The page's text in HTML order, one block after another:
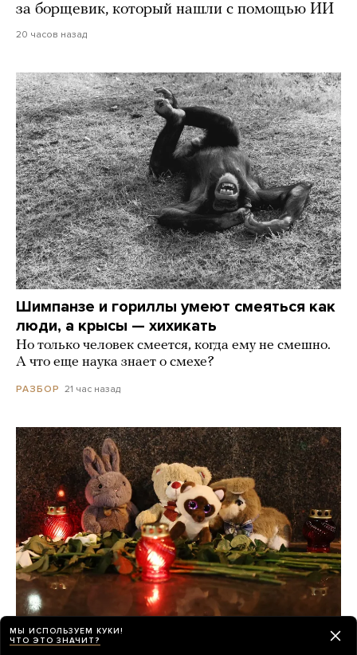
за борщевик, который нашли с помощью ИИ
20 часов назад
Шимпанзе и гориллы умеют смеяться как
люди, а крысы — хихикать
Но только человек смеется, когда ему не смешно.
А что еще наука знает о смехе?
РАЗБОР 21 час назад
МЫ ИСПОЛЬЗУЕМ КУКИ!
ЧТО ЭТО ЗНАЧИТ?